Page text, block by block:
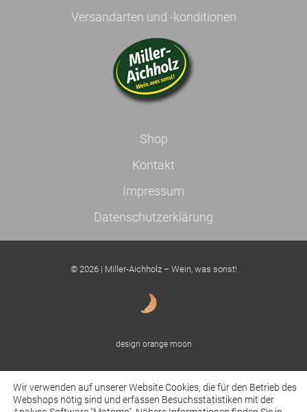
Versandarten und -konditionen
Shop
Kontakt
Impressum
Datenschutzerklärung
© 2026 | Miller-Aichholz – Wein, was sonst!
design orange moon
Wir verwenden auf unserer Website Cookies, die für den Betrieb des
Webshops nötig sind und erfassen Besuchsstatistiken mit der